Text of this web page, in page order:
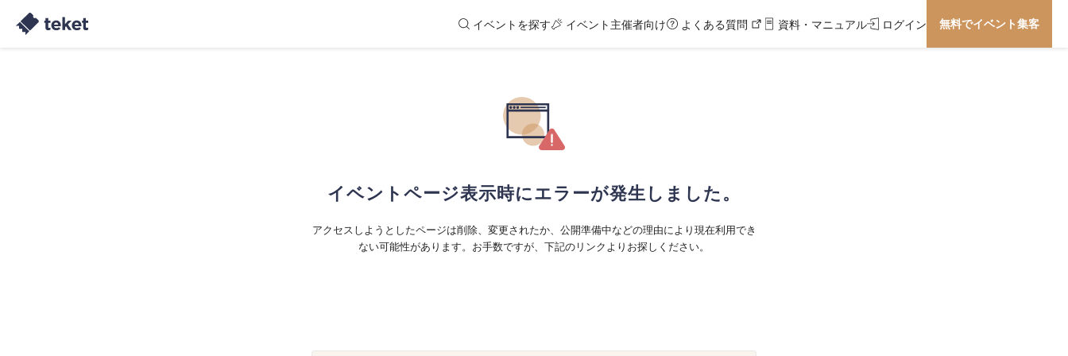
イベントを探す イベント主催者向け よくある質問 資料・マニュアル ログイン 無料でイベント集客
イベントページ表示時にエラーが発生しました。
アクセスしようとしたページは削除、変更されたか、公開準備中などの理由により現在利用でき
ない可能性があります。お手数ですが、下記のリンクよりお探しください。